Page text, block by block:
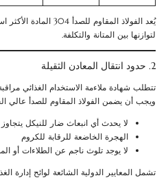
يُعد الفولاذ المقاوم
لتوازنها بين المتانة والتكلفة.
2. حدود انتقال المعادن الثقيلة
تتطلب شهادة ملاءمة الاستخدام الغذائي
ويجب أن يضمن الفولاذ المقاوم للصدأ عالي
لا يحدث أي انبعاث ضار للنيكل
الهجرة الخاضعة للرقابة للكروم
لا يوجد تلوث ناجم عن الطلاءات أو